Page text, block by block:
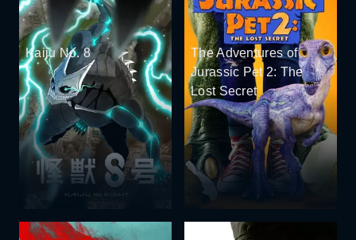
Kaiju No. 8
The Adventures of
Jurassic Pet 2: The
Lost Secret